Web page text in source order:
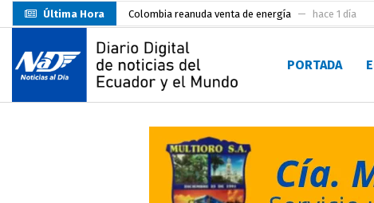
Última Hora Colombia reanuda venta de energía hace 1 día
Carlos Rodríguez inscribe su candidatura a la alcaldía
Carlos Carrión Figueroa, Premio Nacional de
Incendio en local de comidas fue extinguido por
Representantes del MMO visitaron la Primera
UTMACH inicia pruebas de admisión para 7.467
Santa Rosa inició sus fiestas patronales con un
PORTADA